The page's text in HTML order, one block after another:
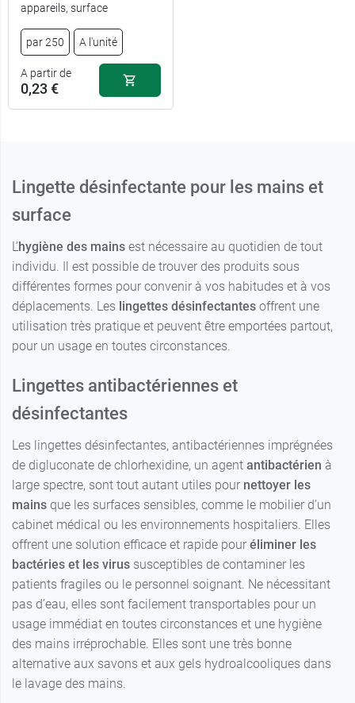
appareils, surface
par 250 A l'unité
A partir de
0,23 €
55,99 €
A l'unité
Lingette désinfectante pour les mains et
surface
L’hygiène des mains est nécessaire au quotidien de tout
individu. Il est possible de trouver des produits sous
différentes formes pour convenir à vos habitudes et à vos
déplacements. Les lingettes désinfectantes offrent une
utilisation très pratique et peuvent être emportées partout,
pour un usage en toutes circonstances.
Lingettes antibactériennes et
désinfectantes
Les lingettes désinfectantes, antibactériennes imprégnées
de digluconate de chlorhexidine, un agent antibactérien à
large spectre, sont tout autant utiles pour nettoyer les
mains que les surfaces sensibles, comme le mobilier d’un
cabinet médical ou les environnements hospitaliers. Elles
offrent une solution efficace et rapide pour éliminer les
bactéries et les virus susceptibles de contaminer les
patients fragiles ou le personnel soignant. Ne nécessitant
pas d’eau, elles sont facilement transportables pour un
usage immédiat en toutes circonstances et une hygiène
des mains irréprochable. Elles sont une très bonne
alternative aux savons et aux gels hydroalcooliques dans
le lavage des mains.